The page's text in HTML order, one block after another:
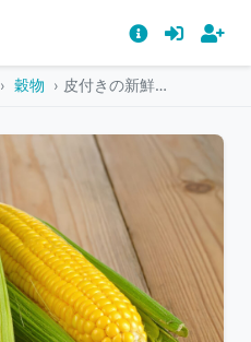
穀物 皮付きの新鮮なトウモロコシ2本